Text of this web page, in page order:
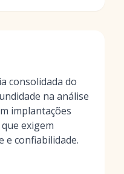
consolidada do
na análise
implantações
exigem
e confiabilidade.